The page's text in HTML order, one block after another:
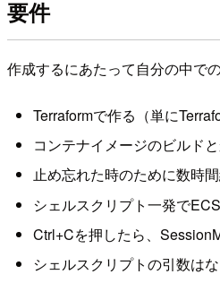
要件
作成するにあたって自分の中で
Terraformで作る（単に
コンテナイメージのビルド
止め忘れた時のために数時
シェルスクリプト一発で
Ctrl+Cを押したら、
シェルスクリプトの引数は